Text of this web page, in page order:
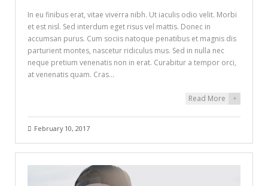
In eu finibus erat, vitae viverra nibh. Ut iaculis odio velit. Morbi
et est nisl. Sed interdum eget risus vel mattis. Donec in
accumsan purus. Cum sociis natoque penatibus et magnis dis
parturient montes, nascetur ridiculus mus. Sed in nulla nec
neque pretium venenatis non in erat. Curabitur a tempor orci,
at venenatis quam. Cras…
Read More +
February 10, 2017